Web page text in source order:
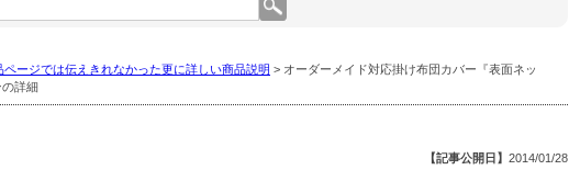
ページでは伝えきれなかった更に詳しい商品説明 > オーダーメイド対応掛け布団カバー『表面ネッ
の詳細
【記事公開日】 2014/01/28